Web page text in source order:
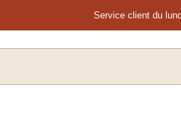
Service client du